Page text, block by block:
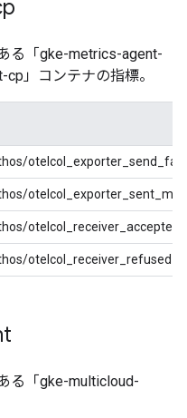
る「gke-metrics-agent-
」コンテナの指標。
る「gke-multicloud-